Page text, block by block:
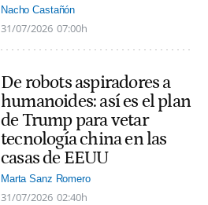
Nacho Castañón
31/07/2026 07:00h
De robots aspiradores a
humanoides: así es el plan
de Trump para vetar
tecnología china en las
casas de EEUU
Marta Sanz Romero
31/07/2026 02:40h